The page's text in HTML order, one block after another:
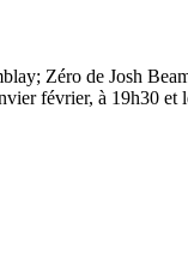
Zéro de Josh
février, à 19h30